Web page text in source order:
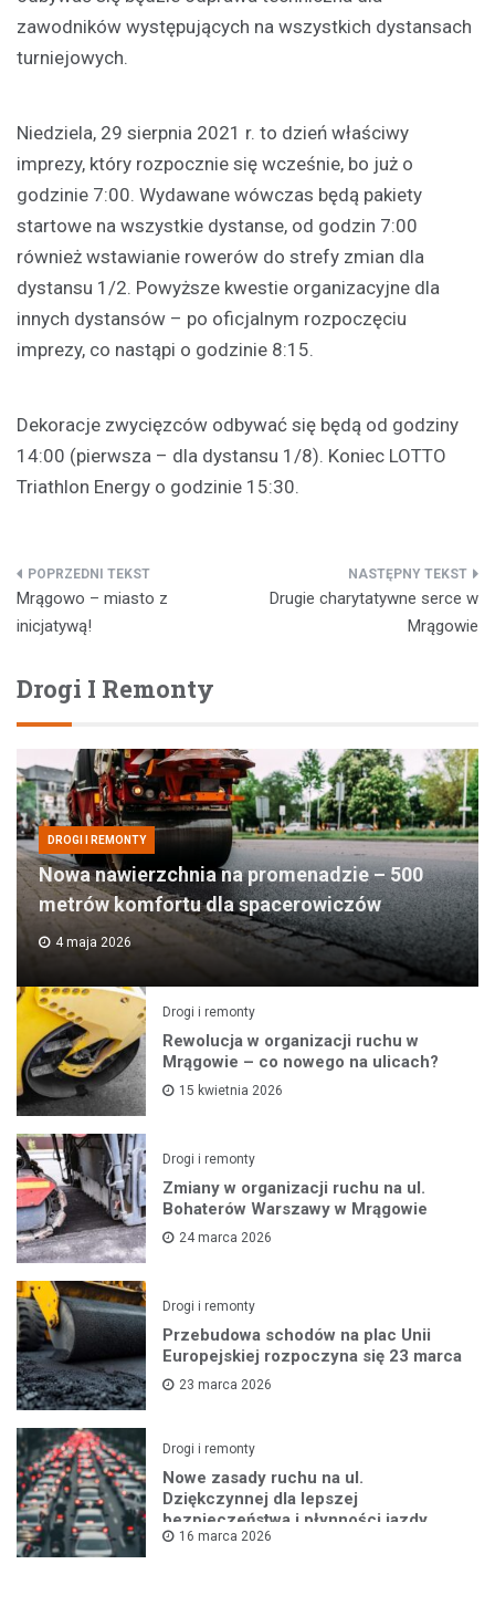
zawodników występujących na wszystkich dystansach
turniejowych.
Niedziela, 29 sierpnia 2021 r. to dzień właściwy
imprezy, który rozpocznie się wcześnie, bo już o
godzinie 7:00. Wydawane wówczas będą pakiety
startowe na wszystkie dystanse, od godzin 7:00
również wstawianie rowerów do strefy zmian dla
dystansu 1/2. Powyższe kwestie organizacyjne dla
innych dystansów – po oficjalnym rozpoczęciu
imprezy, co nastąpi o godzinie 8:15.
Dekoracje zwycięzców odbywać się będą od godziny
14:00 (pierwsza – dla dystansu 1/8). Koniec LOTTO
Triathlon Energy o godzinie 15:30.
Nawigacja
wpisu
Mrągowo – miasto z
inicjatywą!
Drugie charytatywne serce w
Mrągowie
Drogi I Remonty
DROGI I REMONTY
Nowa nawierzchnia na promenadzie – 500
metrów komfortu dla spacerowiczów
4 maja 2026
Drogi i remonty
Rewolucja w organizacji ruchu w
Mrągowie – co nowego na ulicach?
15 kwietnia 2026
Drogi i remonty
Zmiany w organizacji ruchu na ul.
Bohaterów Warszawy w Mrągowie
24 marca 2026
Drogi i remonty
Przebudowa schodów na plac Unii
Europejskiej rozpoczyna się 23 marca
23 marca 2026
Drogi i remonty
Nowe zasady ruchu na ul.
Dziękczynnej dla lepszej
bezpieczeństwa i płynności jazdy
16 marca 2026